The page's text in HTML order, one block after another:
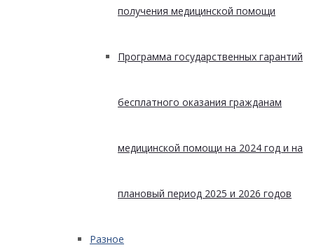
получения медицинской помощи
Программа государственных гарантий
бесплатного оказания гражданам
медицинской помощи на 2024 год и на
плановый период 2025 и 2026 годов
Разное